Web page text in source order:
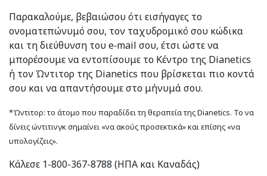
Παρακαλούμε, βεβαιώσου ότι εισήγαγες το
ονοματεπώνυμό σου, τον ταχυδρομικό σου κώδικα
και τη διεύθυνση του e‑mail σου, έτσι ώστε να
μπορέσουμε να εντοπίσουμε το Κέντρο της Dianetics
ή τον Ώντιτορ της Dianetics που βρίσκεται πιο κοντά
σου και να απαντήσουμε στο μήνυμά σου.
*Ώντιτορ: το άτομο που παραδίδει τη θεραπεία της Dianetics. Το να
δίνεις ώντιτινγκ σημαίνει «να ακούς προσεκτικά» και επίσης «να
υπολογίζεις».
Κάλεσε 1-800-367-8788 (ΗΠΑ και Καναδάς)